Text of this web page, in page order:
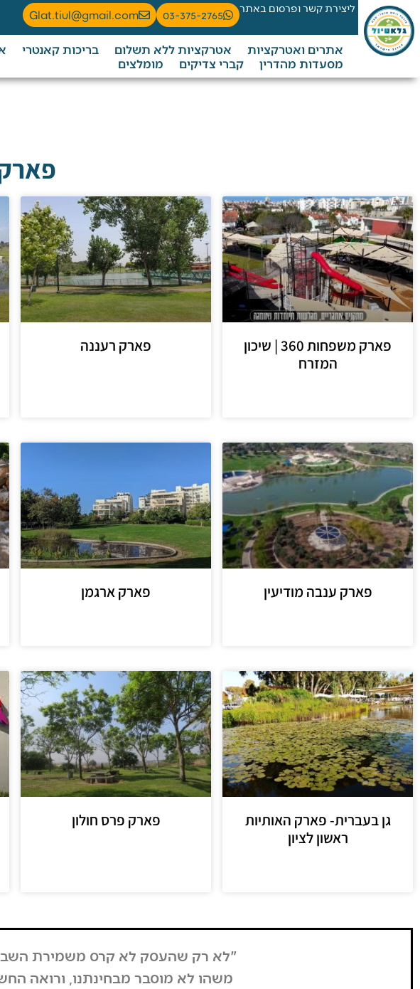
ליצירת קשר ופרסום באתר 03-375-2765
Glat.tiul@gmail.com
אתרים ואטרקציות אטרקציות ללא תשלום בריכות קאנטרי
מסעדות מהדרין
קברי צדיקים מומלצים
פארק משפחות 360 | שיכון
המזרח
פארק רעננה
פארק ענבה מודיעין פארק ארגמן
גן בעברית- פארק האותיות
ראשון לציון
פארק פרס חולון
"לא רק שהעסק לא קרס משמירת השבת,
משהו לא מוסבר מבחינתנו, ורואה